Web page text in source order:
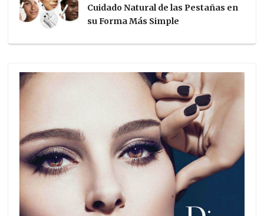
Cuidado Natural de las Pestañas en
su Forma Más Simple